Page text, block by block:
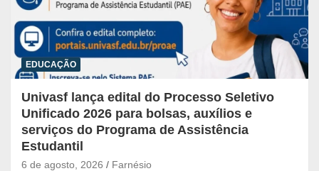
EDUCAÇÃO
Univasf lança edital do Processo Seletivo
Unificado 2026 para bolsas, auxílios e
serviços do Programa de Assistência
Estudantil
6 de agosto, 2026 Farnésio